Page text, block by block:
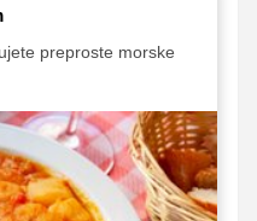
preproste morske